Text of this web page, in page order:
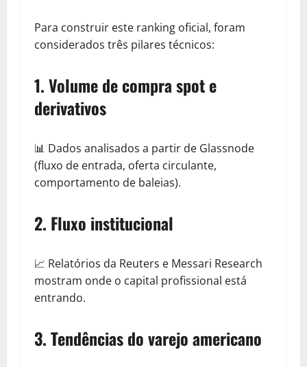
Para construir este ranking oficial, foram
considerados três pilares técnicos:
1. Volume de compra spot e
derivativos
📊 Dados analisados a partir de Glassnode
(fluxo de entrada, oferta circulante,
comportamento de baleias).
2. Fluxo institucional
📈 Relatórios da Reuters e Messari Research
mostram onde o capital profissional está
entrando.
3. Tendências do varejo americano